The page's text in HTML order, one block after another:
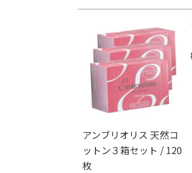
アンブリオリス 天然コ
ットン３箱セット / 120
枚